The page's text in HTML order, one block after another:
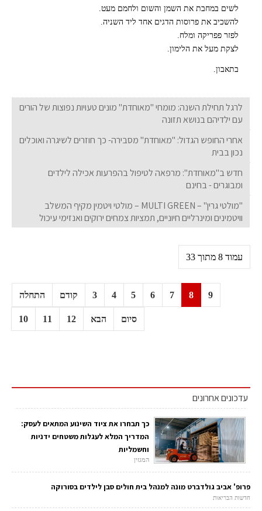
לשים במחבת את השמן והשום ולחמם מעט.
להשכיב את פרוסות הדגים אחד ליד השניה.
לפזר פפריקה ומלח.
לצקת מעל את הלימון.
בתאבון.
לרגל תחילת השנה: מומחי "מאוחדת" מונים טעויות נפוצות של הורים
עם ילדיהם בנושא תזונה
אחרי החופש הגדול: "מאוחדת" מסבירה- כך חוזרים לשיגרה ואוכלים
נכון בבית
חדש ב"מאוחדת": מרפאה לטיפול בהפרעות אכילה לילדים
ומבוגרים - בחינם
"מולטי גרין" – MULTI GREEN – מולטי ויטמין מקיף המשלב
וויטמינים ומינרליים חיוניים, תמציות צמחים ירוקים ואנזימי עיכול
עמוד 8 מתוך 33
התחלה קודם 3 4 5 6 7 8 9
10 11 12 הבא סיום
עדכונים אחרונים
כך תבחרו את ציוד השינוע המתאים לעסק:
המדריך המלא לעגלות משטחים ידניות
וחשמליות
המגזין
פרופ' אביב גולדברט מונה למנהל בית חולים סבן לילדים בסורוקה
חדשות הבריאות